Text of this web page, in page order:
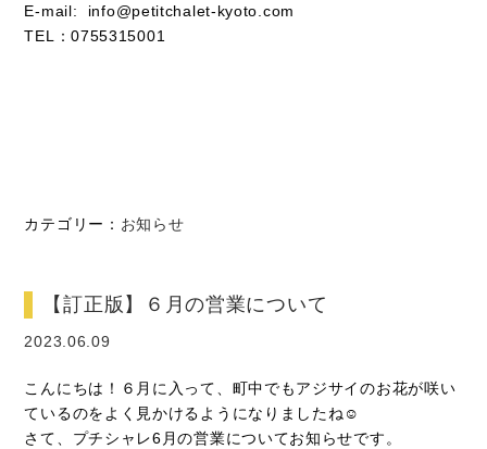
E-mail: info@petitchalet-kyoto.com
TEL：0755315001
カテゴリー： お知らせ
【訂正版】６月の営業について
2023.06.09
こんにちは！６月に入って、町中でもアジサイのお花が咲い
ているのをよく見かけるようになりましたね☺
さて、プチシャレ6月の営業についてお知らせです。